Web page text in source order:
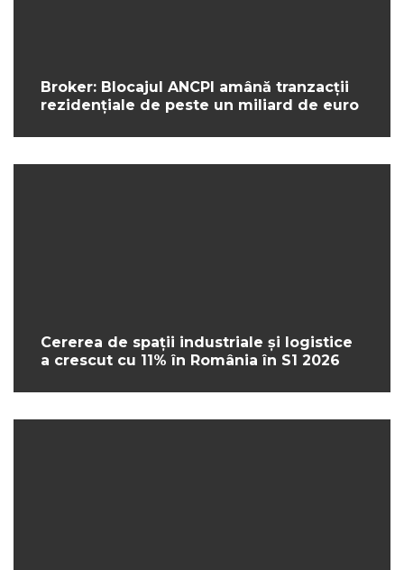
Broker: Blocajul ANCPI amână tranzacții
rezidențiale de peste un miliard de euro
Cererea de spații industriale și logistice
a crescut cu 11% în România în S1 2026